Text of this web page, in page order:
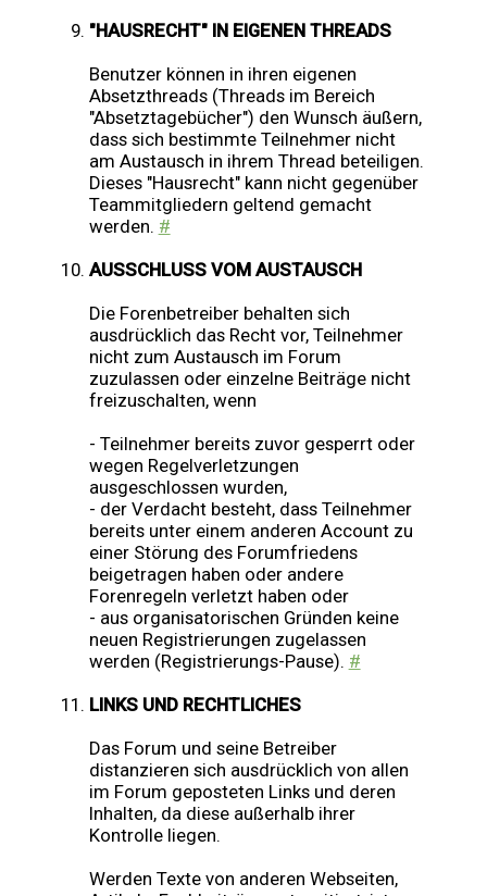
"HAUSRECHT" IN EIGENEN THREADS
Benutzer können in ihren eigenen
Absetzthreads (Threads im Bereich
"Absetztagebücher") den Wunsch äußern,
dass sich bestimmte Teilnehmer nicht
am Austausch in ihrem Thread beteiligen.
Dieses "Hausrecht" kann nicht gegenüber
Teammitgliedern geltend gemacht
werden. #
AUSSCHLUSS VOM AUSTAUSCH
Die Forenbetreiber behalten sich
ausdrücklich das Recht vor, Teilnehmer
nicht zum Austausch im Forum
zuzulassen oder einzelne Beiträge nicht
freizuschalten, wenn
- Teilnehmer bereits zuvor gesperrt oder
wegen Regelverletzungen
ausgeschlossen wurden,
- der Verdacht besteht, dass Teilnehmer
bereits unter einem anderen Account zu
einer Störung des Forumfriedens
beigetragen haben oder andere
Forenregeln verletzt haben oder
- aus organisatorischen Gründen keine
neuen Registrierungen zugelassen
werden (Registrierungs-Pause). #
LINKS UND RECHTLICHES
Das Forum und seine Betreiber
distanzieren sich ausdrücklich von allen
im Forum geposteten Links und deren
Inhalten, da diese außerhalb ihrer
Kontrolle liegen.
Werden Texte von anderen Webseiten,